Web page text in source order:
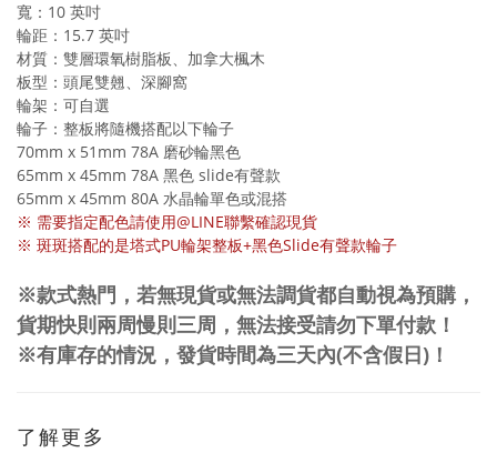
寬：10 英吋
輪距：15.7 英吋
材質：雙層環氧樹脂板、加拿大楓木
板型：頭尾雙翹、深腳窩
輪架：可自選
輪子：整板將隨機搭配以下輪子
70mm x 51mm 78A 磨砂輪黑色
65mm x 45mm 78A 黑色 slide有聲款
65mm x 45mm 80A 水晶輪單色或混搭
※ 需要指定配色請使用@LINE聯繫確認現貨
※ 斑斑搭配的是塔式PU輪架整板+黑色Slide有聲款輪子
※款式熱門，若無現貨或無法調貨都自動視為預購，
貨期快則兩周慢則三周，無法接受請勿下單付款！
※有庫存的情況，發貨時間為三天內(不含假日)！
了解更多